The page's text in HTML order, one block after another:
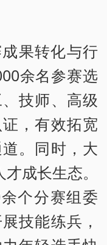
果转化与行
余名参赛选
技师、高级
，有效拓宽
。同时，大
成长生态。
个分赛组委
技能练兵，